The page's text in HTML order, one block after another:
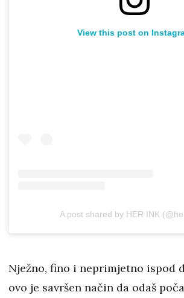
View this post on
A post shared by HER INK
Nježno, fino i neprimjetno ispod
ovo je savršen način da odaš